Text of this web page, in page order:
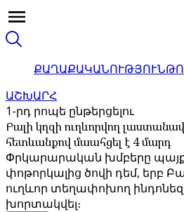
ՔԱՂԱՔԱԿԱՆՈՒԹՅՈՒՆ
ԱՇԽԱՐՀ
1-րդ րոպե ընթերցելու
Բալի կղզի ուղևորվող
հետևանքով մաահցել է 4 մարդ
Փրկարարական խմբերը
փոթորկալից ծովի դեմ, երբ
ուղևոր տեղափոխող
խորտակվել։